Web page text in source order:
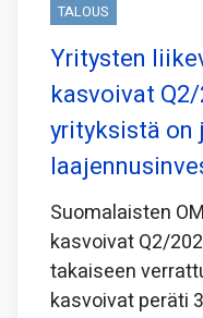
TALOUS
Yritysten
kasvoivat
yrityksistä
Suomalaisten
kasvoivat Q2/
takaiseen
kasvoivat peräti